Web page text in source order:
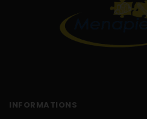
INFORMATIONS